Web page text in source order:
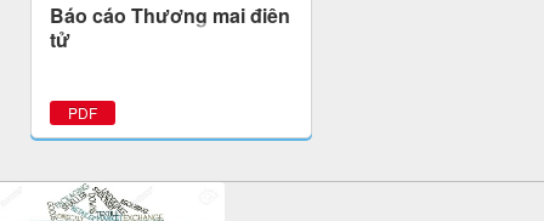
Báo cáo Thương mại điện
tử
PDF